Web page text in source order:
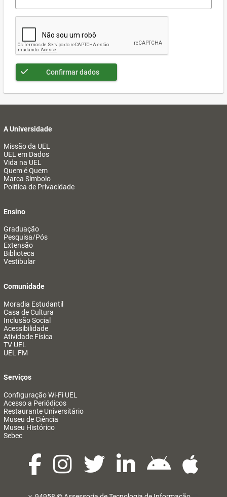
Confirmar dados
A Universidade
Missão da UEL
UEL em Dados
Vida na UEL
Quem é Quem
Marca Símbolo
Política de Privacidade
Ensino
Graduação
Pesquisa/Pós
Extensão
Biblioteca
Vestibular
Comunidade
Moradia Estudantil
Casa de Cultura
Inclusão Social
Acessibilidade
Atividade Física
TV UEL
UEL FM
Serviços
Configuração Wi-Fi UEL
Acesso a Periódicos
Restaurante Universitário
Museu de Ciência
Museu Histórico
Sebec